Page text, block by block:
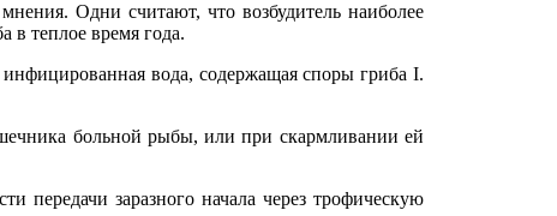
Одни считают, что возбудитель наиболее
в теплое время года.
вода, содержащая споры гриба I.
больной рыбы, или при скармливании ей
передачи заразного начала через трофическую